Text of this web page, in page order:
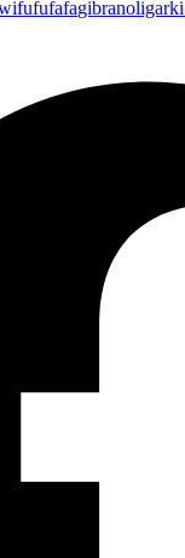
fufufafagibran